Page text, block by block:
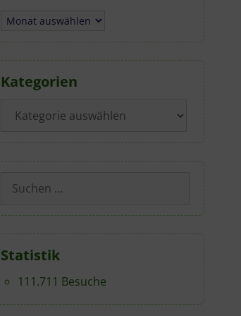
Archiv
Kategorien
Suchen
nach:
Statistik
111.711 Besuche